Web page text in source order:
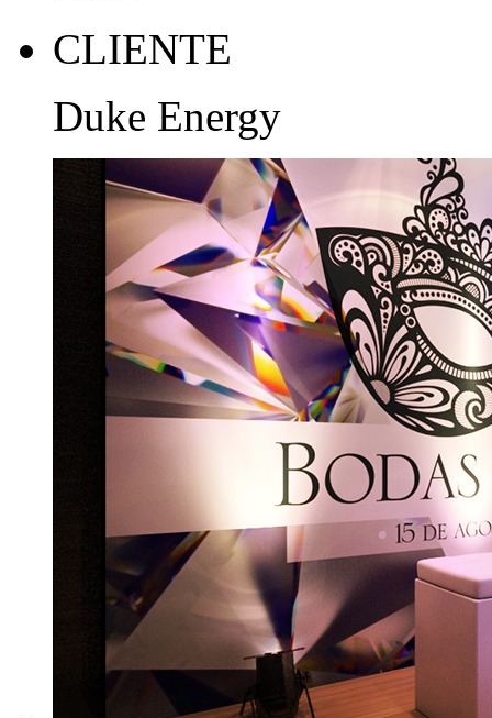
CLIENTE
Duke Energy